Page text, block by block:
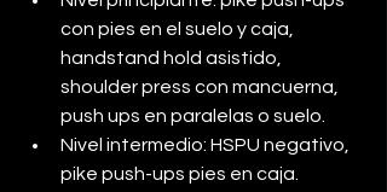
con pies en el suelo y caja,
handstand hold asistido,
shoulder press con mancuerna,
push ups en paralelas o suelo.
Nivel intermedio: HSPU negativo,
pike push-ups pies en caja.